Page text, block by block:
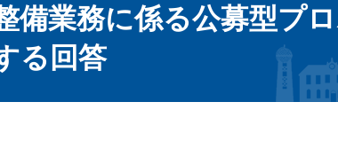
備業務に係る公募型プ
る回答